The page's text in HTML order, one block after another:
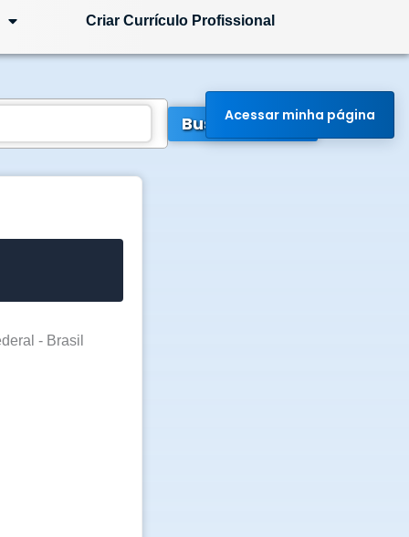
Criar Currículo Profissional
Buscar Vagas
- Brasil
Acessar minha página